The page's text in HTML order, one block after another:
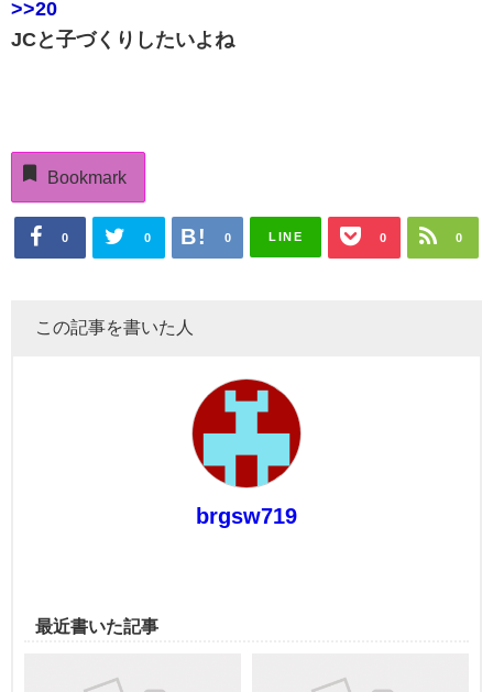
>>20
JCと子づくりしたいよね
Bookmark
0 0 0 LINE 0 0
この記事を書いた人
brgsw719
最近書いた記事